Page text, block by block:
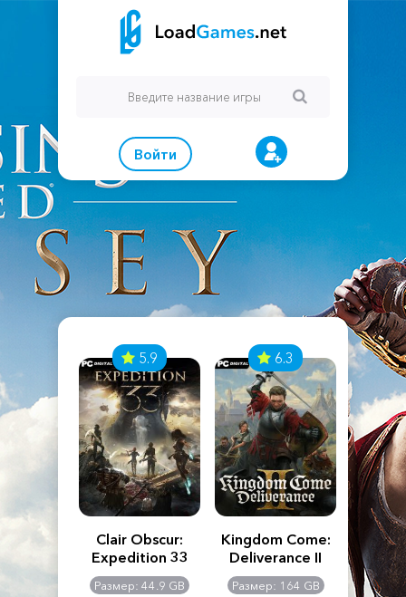
Войти
Creed
5.9
Clair Obscur:
Expedition 33
Размер: 44.9 GB
6.3
Kingdom Come:
Deliverance II
Размер: 164 GB
The